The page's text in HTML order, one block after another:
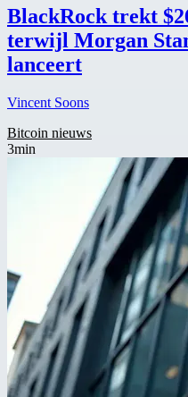
BlackRock trekt
terwijl Morgan
lanceert
Vincent Soons
Bitcoin nieuws
3min